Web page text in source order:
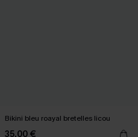
Bikini bleu roayal bretelles licou
35,00 €